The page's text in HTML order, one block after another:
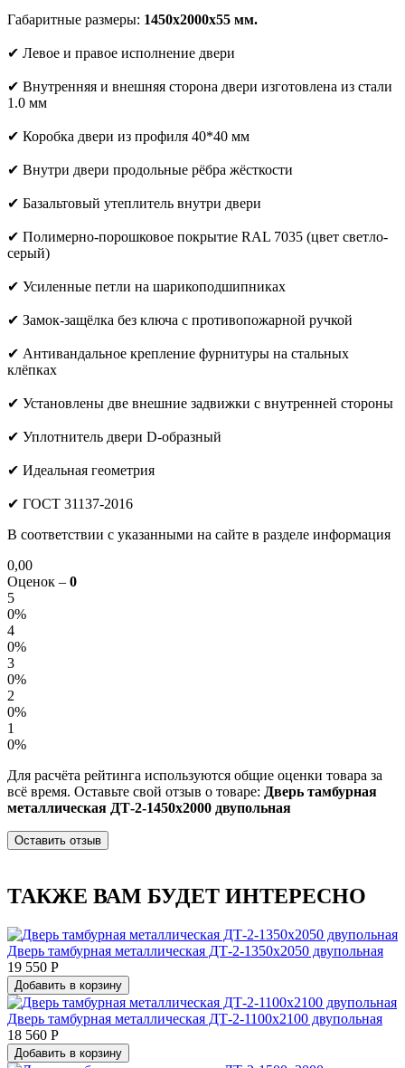
Габаритные размеры: 1450х2000х55 мм.
✔ Левое и правое исполнение двери
✔ Внутренняя и внешняя сторона двери изготовлена из стали
1.0 мм
✔ Коробка двери из профиля 40*40 мм
✔ Внутри двери продольные рёбра жёсткости
✔ Базальтовый утеплитель внутри двери
✔ Полимерно-порошковое покрытие RAL 7035 (цвет светло-
серый)
✔ Усиленные петли на шарикоподшипниках
✔ Замок-защёлка без ключа с противопожарной ручкой
✔ Антивандальное крепление фурнитуры на стальных
клёпках
✔ Установлены две внешние задвижки с внутренней стороны
✔ Уплотнитель двери D-образный
✔ Идеальная геометрия
✔ ГОСТ 31137-2016
В соответствии с указанными на сайте в разделе информация
0,00
Оценок – 0
5
0%
4
0%
3
0%
2
0%
1
0%
Для расчёта рейтинга используются общие оценки товара за
всё время. Оставьте свой отзыв о товаре: Дверь тамбурная
металлическая ДТ-2-1450х2000 двупольная
Оставить отзыв
ТАКЖЕ ВАМ БУДЕТ ИНТЕРЕСНО
Дверь тамбурная металлическая ДТ-2-1350х2050 двупольная
19 550 Р
Добавить в корзину
Дверь тамбурная металлическая ДТ-2-1100х2100 двупольная
18 560 Р
Добавить в корзину